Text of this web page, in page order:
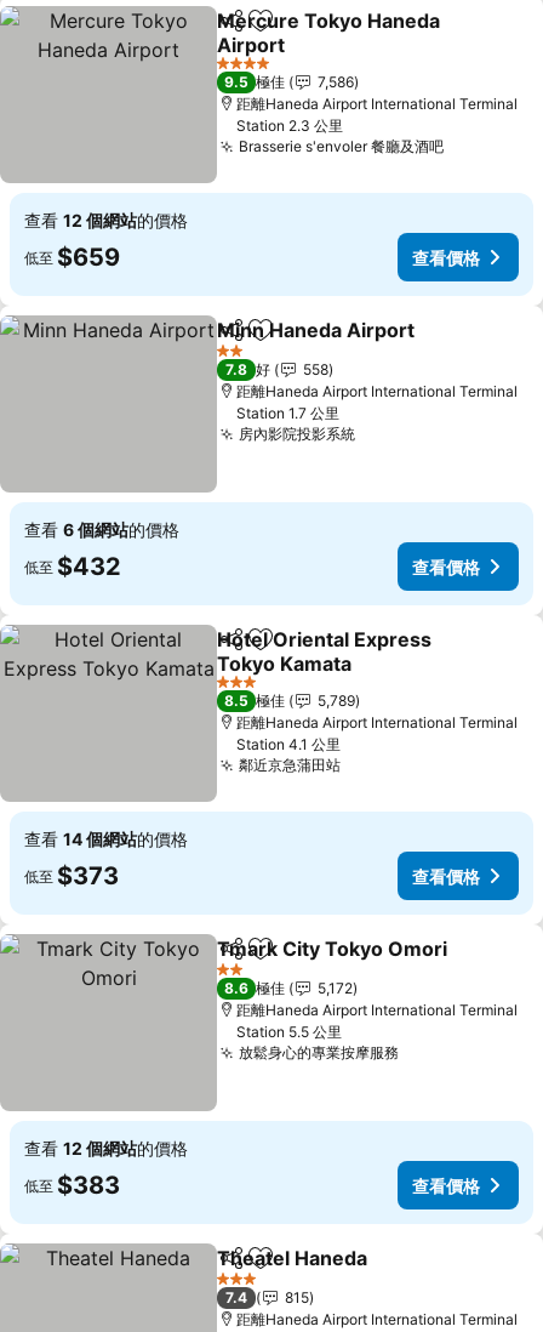
分享 放到收藏夾
Mercure Tokyo Haneda
Airport
4 星級
9.5 極佳
7,586
距離Haneda Airport International Terminal
Station 2.3 公里
Brasserie s'envoler 餐廳及酒吧
查看 12 個網站的價格
低至 $659 查看價格
分享 放到收藏夾
Minn Haneda Airport
2 星級
7.8 好
558
距離Haneda Airport International Terminal
Station 1.7 公里
房內影院投影系統
查看 6 個網站的價格
低至 $432 查看價格
分享 放到收藏夾
Hotel Oriental Express
Tokyo Kamata
3 星級
8.5 極佳
5,789
距離Haneda Airport International Terminal
Station 4.1 公里
鄰近京急蒲田站
查看 14 個網站的價格
低至 $373 查看價格
分享 放到收藏夾
Tmark City Tokyo Omori
2 星級
8.6 極佳
5,172
距離Haneda Airport International Terminal
Station 5.5 公里
放鬆身心的專業按摩服務
查看 12 個網站的價格
低至 $383 查看價格
分享 放到收藏夾
Theatel Haneda
3 星級
7.4
815
距離Haneda Airport International Terminal